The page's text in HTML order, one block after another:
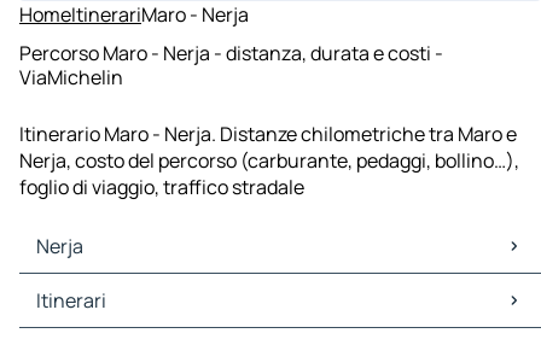
HomeItinerariMaro - Nerja
Percorso Maro - Nerja - distanza, durata e costi -
ViaMichelin
Itinerario Maro - Nerja. Distanze chilometriche tra Maro e
Nerja, costo del percorso (carburante, pedaggi, bollino…),
foglio di viaggio, traffico stradale
Nerja
Nerja Mappe Piantine
Nerja Traffico
Itinerari